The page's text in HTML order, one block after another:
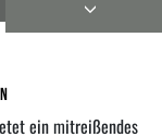
ein mitreißendes